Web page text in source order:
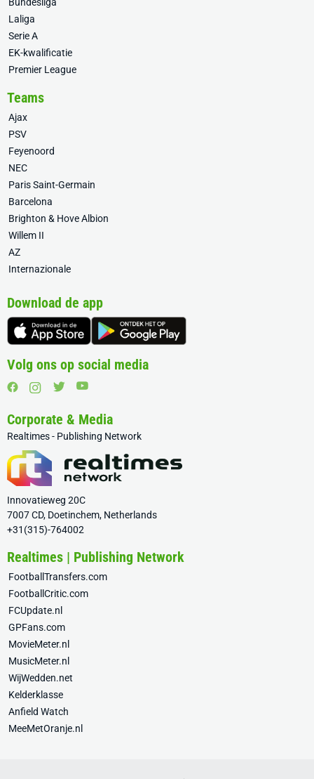
Bundesliga
Laliga
Serie A
EK-kwalificatie
Premier League
Teams
Ajax
PSV
Feyenoord
NEC
Paris Saint-Germain
Barcelona
Brighton & Hove Albion
Willem II
AZ
Internazionale
Download de app
Volg ons op social media
Corporate & Media
Realtimes - Publishing Network
Innovatieweg 20C
7007 CD, Doetinchem, Netherlands
+31(315)-764002
Realtimes | Publishing Network
FootballTransfers.com
FootballCritic.com
FCUpdate.nl
GPFans.com
MovieMeter.nl
MusicMeter.nl
WijWedden.net
Kelderklasse
Anfield Watch
MeeMetOranje.nl